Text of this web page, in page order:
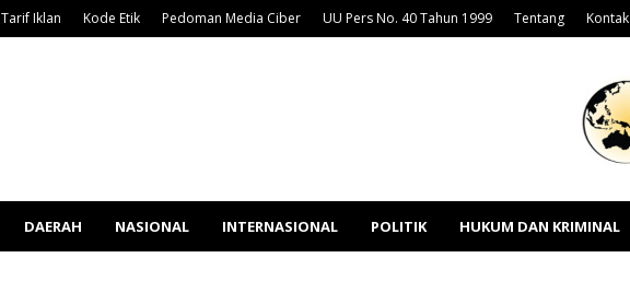
Tarif Iklan Kode Etik Pedoman Media Ciber UU Pers No. 40 Tahun 1999 Tentang Kontak
DAERAH NASIONAL INTERNASIONAL POLITIK HUKUM DAN KRIMINAL